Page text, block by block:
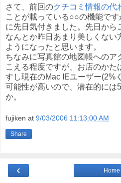
さて、前回のクチコミ情報の代
ことが載っている○○の機能で
に先日気付きました。先日から
なんとか昨日あまり美しくない
ようになったと思います。
ちなみに写真館の地図帳へのア
こえる程度ですが、お店のかた
すし現在のMac IEユーザー(2%
可能性が高いので、潜在的には
か。
fujiken at 9/03/2006 11:13:00 AM
Share
‹ Home